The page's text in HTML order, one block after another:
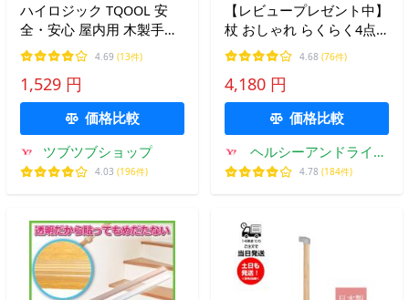
ハイロジック TQOOL 安
全・安心 屋内用 木製手す
り タテ・ヨコ兼用 300mm
32パイ 耐荷重:80Kg 97252
4.69 (13件)
1,529 円
価格比較
ツブツブショップ
4.03 (196件)
【レビュープレゼント中】
杖 おしゃれ らくらく4点
杖 Sサイズ 0401-CS1152
送料無料 あすつく 杖 伸縮
自立式 軽量 軽い 4点杖 四
点杖 多点杖 ステッキ 介護
4.68 (76件)
4,180 円
価格比較
ヘルシーアンドライフ
サニー
4.78 (184件)